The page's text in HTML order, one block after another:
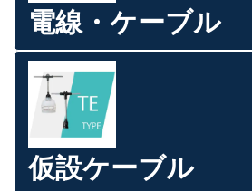
電線・ケーブル
仮設ケーブル